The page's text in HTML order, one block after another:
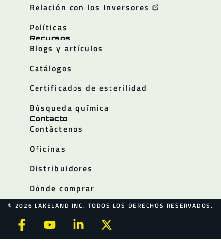
Relación con los Inversores
Políticas
Recursos
Blogs y artículos
Catálogos
Certificados de esterilidad
Búsqueda química
Contacto
Contáctenos
Oficinas
Distribuidores
Dónde comprar
© 2026 LAKELAND INC. TODOS LOS DERECHOS RESERVADOS.